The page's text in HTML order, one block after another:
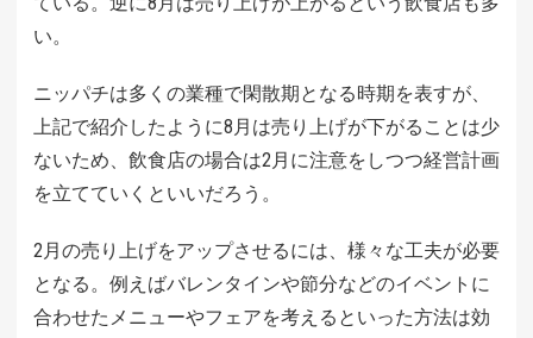
い。
ニッパチは多くの業種で閑散期となる時期を表すが、
上記で紹介したように8月は売り上げが下がることは少
ないため、飲食店の場合は2月に注意をしつつ経営計画
を立てていくといいだろう。
2月の売り上げをアップさせるには、様々な工夫が必要
となる。例えばバレンタインや節分などのイベントに
合わせたメニューやフェアを考えるといった方法は効